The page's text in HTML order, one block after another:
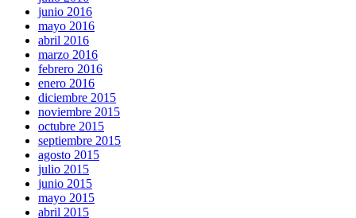
junio 2016
mayo 2016
abril 2016
marzo 2016
febrero 2016
enero 2016
diciembre 2015
noviembre 2015
octubre 2015
septiembre 2015
agosto 2015
julio 2015
junio 2015
mayo 2015
abril 2015